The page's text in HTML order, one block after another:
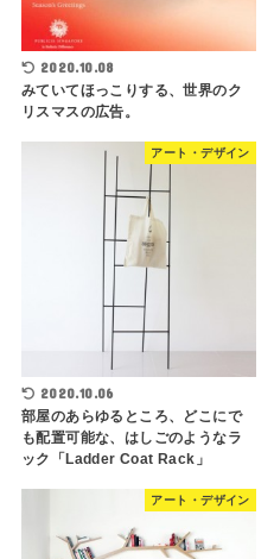
2020.10.08
みていてほっこりする、世界のク
リスマスの広告。
アート・デザイン
2020.10.06
部屋のあらゆるところ、どこにで
も配置可能な、はしごのようなラ
ック「Ladder Coat Rack」
アート・デザイン